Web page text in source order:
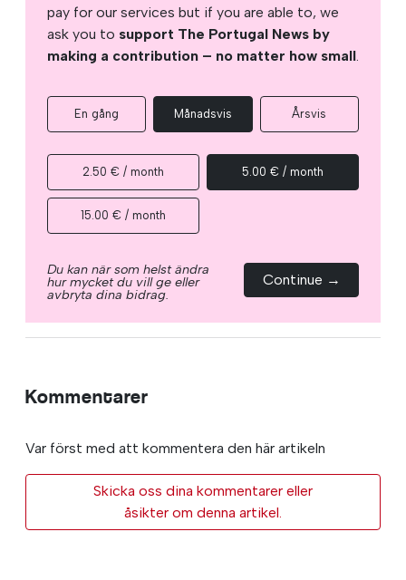
pay for our services but if you are able to, we
ask you to support The Portugal News by
making a contribution – no matter how small.
En gång Månadsvis Årsvis
2.50 € / month 5.00 € / month
15.00 € / month
Du kan när som helst ändra
hur mycket du vill ge eller
avbryta dina bidrag.
Continue →
Kommentarer
Var först med att kommentera den här artikeln
Skicka oss dina kommentarer eller
åsikter om denna artikel.